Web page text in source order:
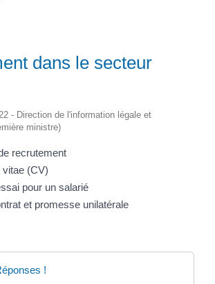
dans le secteur
- Direction de l'information légale et
ministre)
recrutement
(CV)
pour un salarié
et promesse unilatérale
!